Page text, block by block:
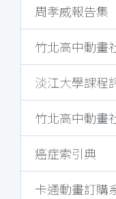
周孝威報告集
竹北高中動畫
淡江大學課程
竹北高中動畫
癌症索引典
卡通動畫訂購